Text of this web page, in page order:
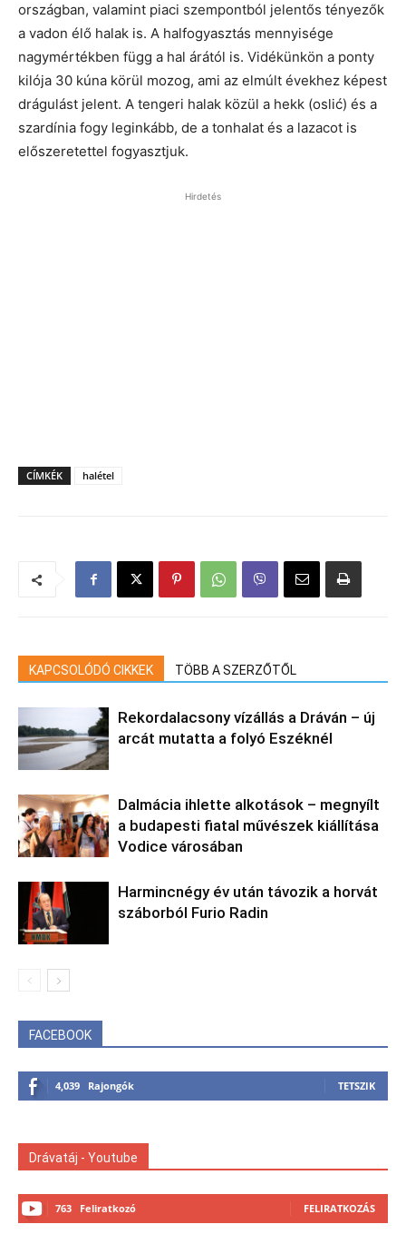
országban, valamint piaci szempontból jelentős tényezők
a vadon élő halak is. A halfogyasztás mennyisége
nagymértékben függ a hal árától is. Vidékünkön a ponty
kilója 30 kúna körül mozog, ami az elmúlt évekhez képest
drágulást jelent. A tengeri halak közül a hekk (oslić) és a
szardínia fogy leginkább, de a tonhalat és a lazacot is
előszeretettel fogyasztjuk.
Hirdetés
CÍMKÉK halétel
KAPCSOLÓDÓ CIKKEK TÖBB A SZERZŐTŐL
Rekordalacsony vízállás a Dráván – új
arcát mutatta a folyó Eszéknél
Dalmácia ihlette alkotások – megnyílt
a budapesti fiatal művészek kiállítása
Vodice városában
Harmincnégy év után távozik a horvát
száborból Furio Radin
FACEBOOK
4,039 Rajongók TETSZIK
Drávatáj - Youtube
763 Feliratkozó FELIRATKOZÁS